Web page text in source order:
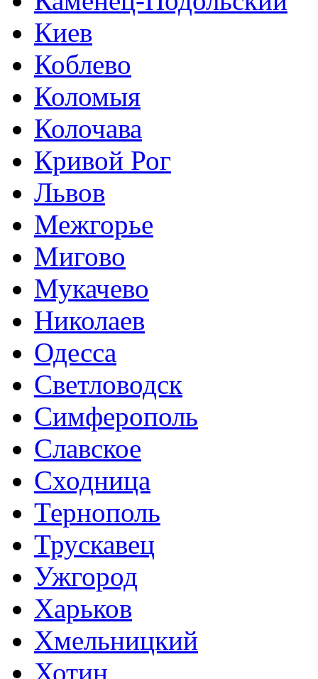
Киев
Коблево
Коломыя
Колочава
Кривой Рог
Львов
Межгорье
Мигово
Мукачево
Николаев
Одесса
Светловодск
Симферополь
Славское
Сходница
Тернополь
Трускавец
Ужгород
Харьков
Хмельницкий
Хотин